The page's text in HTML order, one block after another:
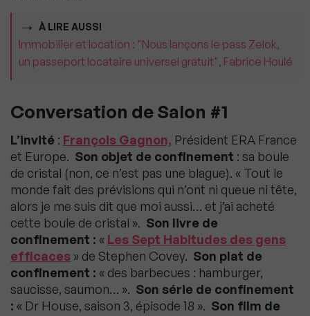
À LIRE AUSSI
Immobilier et location : "Nous lançons le pass Zelok,
un passeport locataire universel gratuit", Fabrice Houlé
Conversation de Salon #1
L’invité : François Gagnon, Président ERA France
et Europe. Son objet de confinement : sa boule
de cristal (non, ce n’est pas une blague). « Tout le
monde fait des prévisions qui n’ont ni queue ni tête,
alors je me suis dit que moi aussi… et j’ai acheté
cette boule de cristal ». Son livre de
confinement : « Les Sept Habitudes des gens
efficaces » de Stephen Covey. Son plat de
confinement : « des barbecues : hamburger,
saucisse, saumon… ». Son série de confinement
: « Dr House, saison 3, épisode 18 ». Son film de